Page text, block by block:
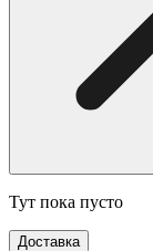
Тут пока пусто
Доставка